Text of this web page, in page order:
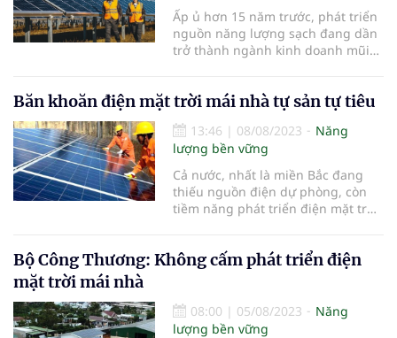
Ấp ủ hơn 15 năm trước, phát triển
nguồn năng lượng sạch đang dần
trở thành ngành kinh doanh mũi
xa trông rộng, nắm bắt kịp thời xu
đoàn T&T đã sớm hoạch định chiến
lược phát triển các dự án năng
lượng tái tạo, điện khí, cảng và
trung tâm khí LNG đến năm 2030
và tầm nhìn đến 2045 phù hợp với
chiến lược và quy hoạch năng
Băn khoăn điện mặt trời mái nhà tự sản tự tiêu
13:46 | 08/08/2023
Năng
lượng bền vững
Cả nước, nhất là miền Bắc đang
thiếu nguồn điện dự phòng, còn
tiềm năng phát triển điện mặt trời
Bộ Công Thương: Không cấm phát triển điện
mặt trời mái nhà
08:00 | 05/08/2023
Năng
lượng bền vững